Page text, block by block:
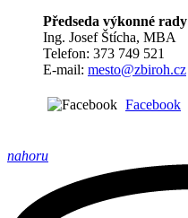
Předseda výkonné rady
Ing. Josef Štícha, MBA
Telefon: 373 749 521
E-mail: mesto@zbiroh.cz
Facebook
nahoru